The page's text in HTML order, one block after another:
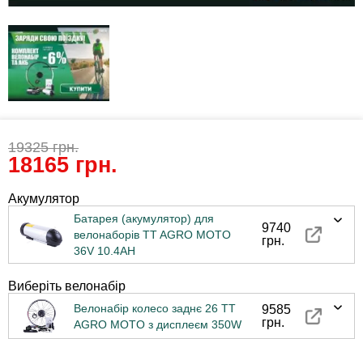
18165 грн.
19325 грн.
Акумулятор
Батарея (акумулятор) для
велонаборів TT AGRO MOTO
36V 10.4AH
9740
грн.
Виберіть велонабір
Велонабір колесо заднє 26 TT
AGRO MOTO з дисплеєм 350W
9585
грн.